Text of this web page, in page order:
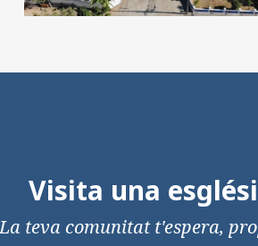
Visita una
La teva comunitat t'espera,